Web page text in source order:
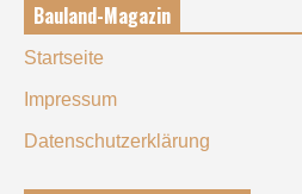
Bauland-Magazin
Startseite
Impressum
Datenschutzerklärung